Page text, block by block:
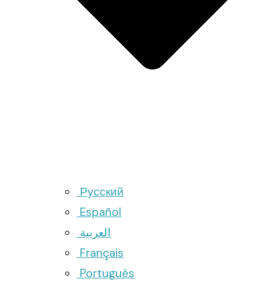
Русский
Español
العربية
Français
Português